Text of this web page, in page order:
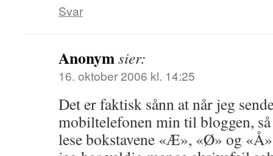
Svar
Anonymsier:
16. oktober 2006 kl. 14:25
Det er faktisk sånn at når jeg
mobiltelefonen min til bloggen,
lese bokstavene «Æ», «Ø» og